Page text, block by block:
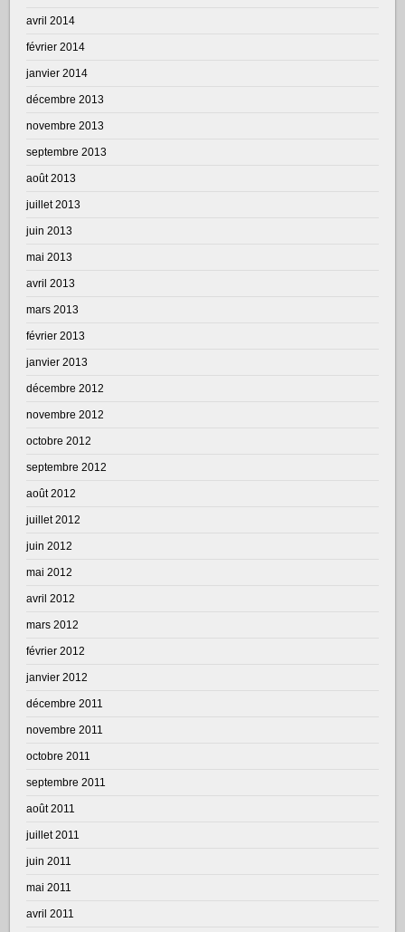
avril 2014
février 2014
janvier 2014
décembre 2013
novembre 2013
septembre 2013
août 2013
juillet 2013
juin 2013
mai 2013
avril 2013
mars 2013
février 2013
janvier 2013
décembre 2012
novembre 2012
octobre 2012
septembre 2012
août 2012
juillet 2012
juin 2012
mai 2012
avril 2012
mars 2012
février 2012
janvier 2012
décembre 2011
novembre 2011
octobre 2011
septembre 2011
août 2011
juillet 2011
juin 2011
mai 2011
avril 2011